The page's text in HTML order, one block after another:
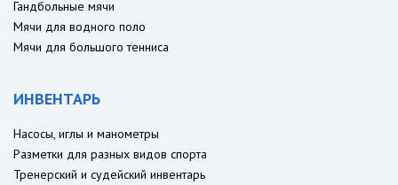
Гандбольные мячи
Мячи для водного поло
Мячи для большого тенниса
ИНВЕНТАРЬ
Насосы, иглы и манометры
Разметки для разных видов спорта
Тренерский и судейский инвентарь